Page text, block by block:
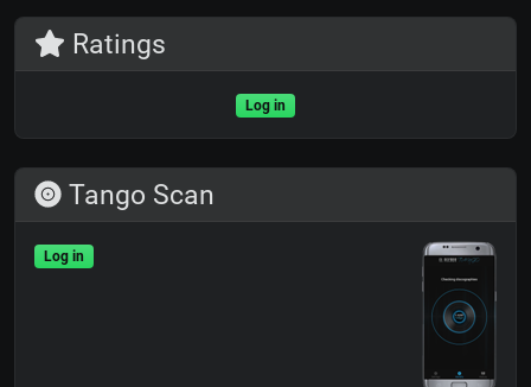
Ratings
Log in
Tango Scan
Log in